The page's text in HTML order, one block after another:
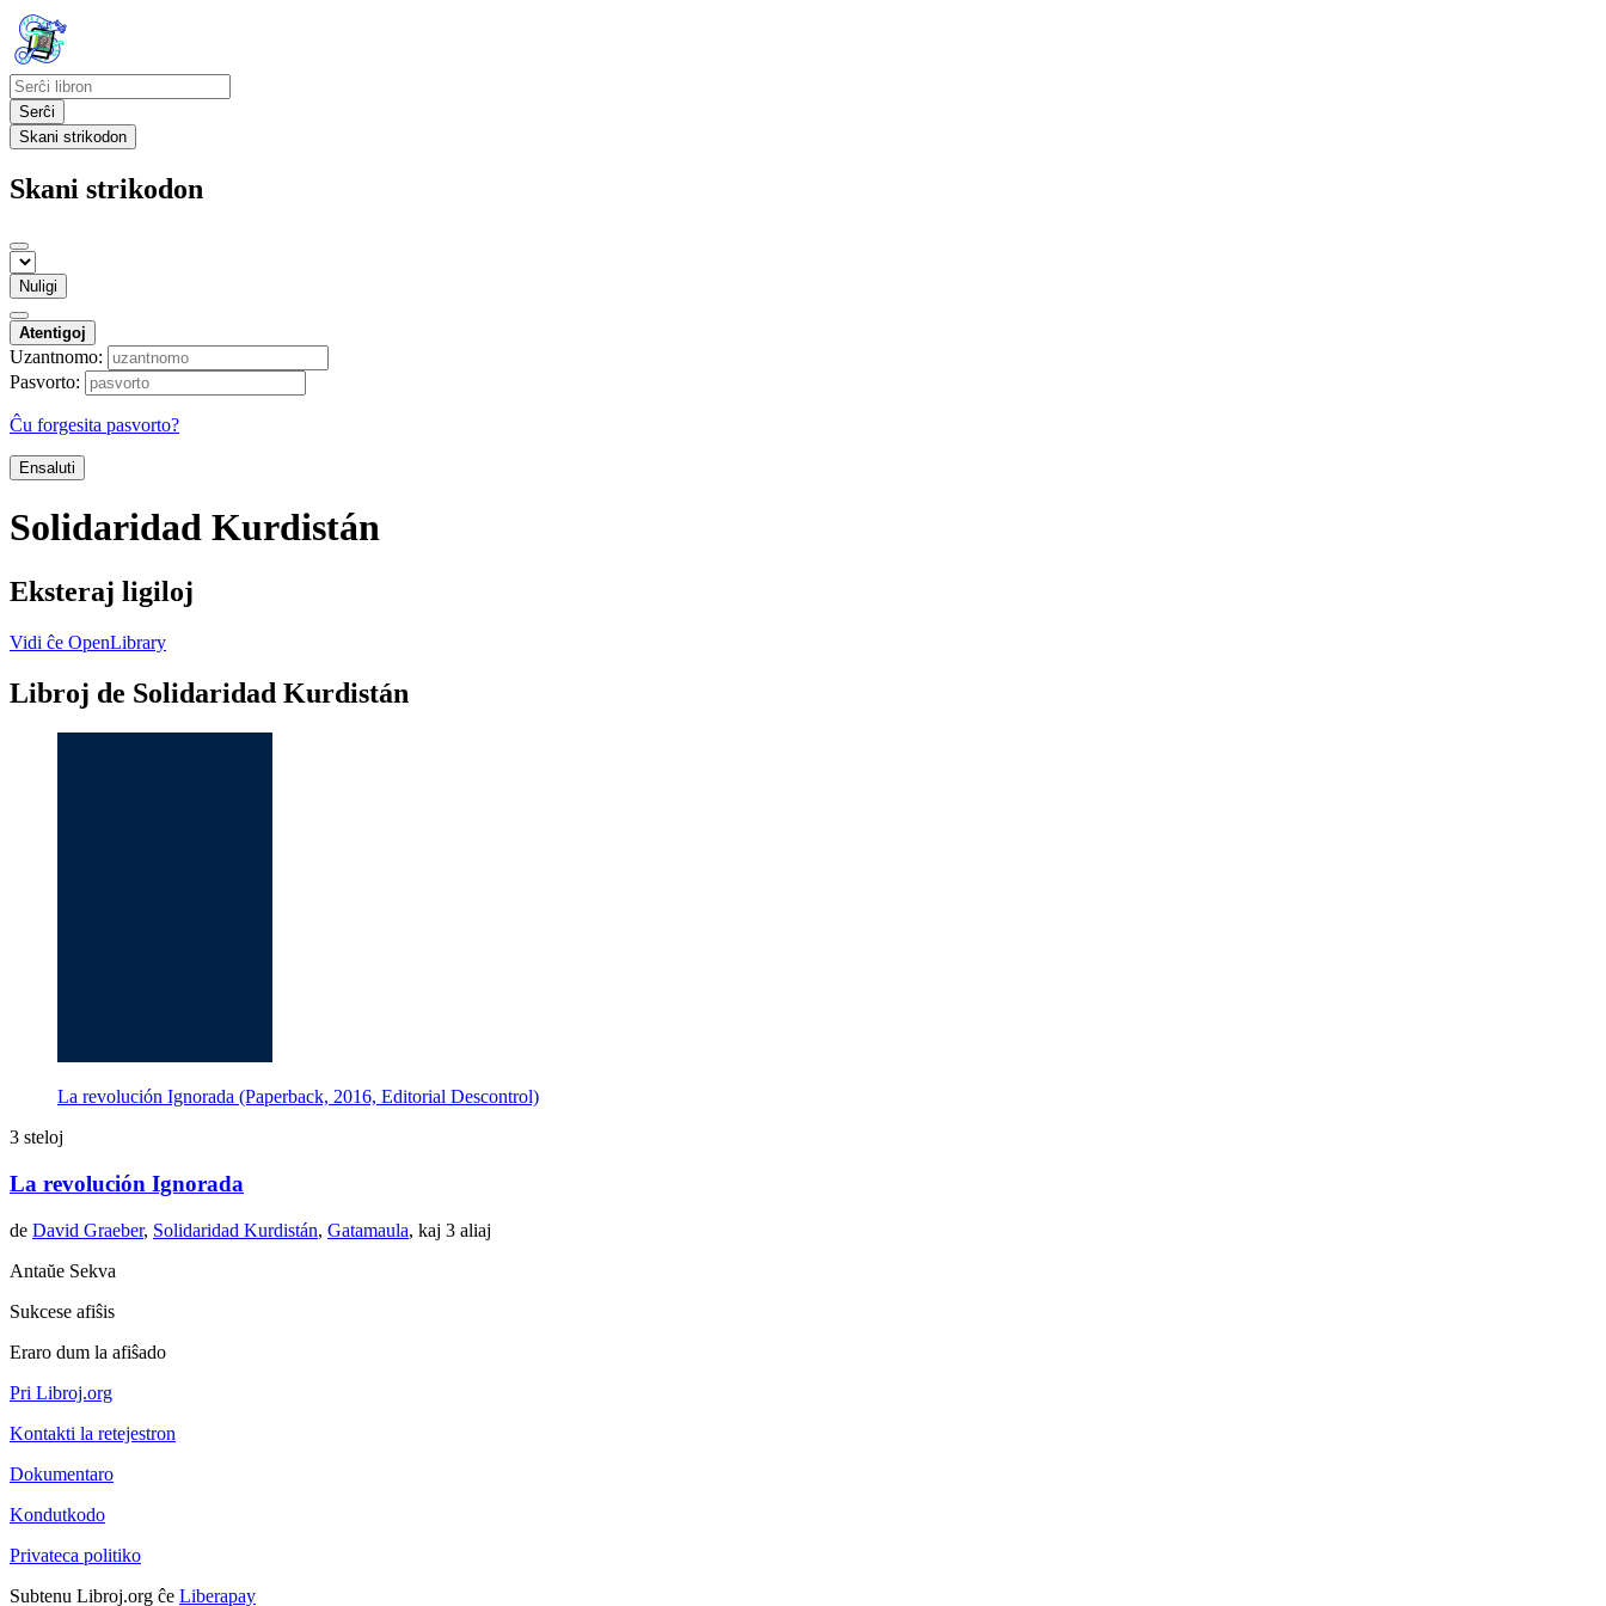
Serĉi
Skani strikodon
Skani strikodon
Nuligi
Atentigoj
Uzantnomo:
Pasvorto:
Ĉu forgesita pasvorto?
Ensaluti
Solidaridad Kurdistán
Eksteraj ligiloj
Vidi ĉe OpenLibrary
Libroj de Solidaridad Kurdistán
La revolución Ignorada (Paperback, 2016, Editorial Descontrol)
3 steloj
La revolución Ignorada
de David Graeber, Solidaridad Kurdistán, Gatamaula, kaj 3 aliaj
Antaŭe Sekva
Sukcese afiŝis
Eraro dum la afiŝado
Pri Libroj.org
Kontakti la retejestron
Dokumentaro
Kondutkodo
Privateca politiko
Subtenu Libroj.org ĉe Liberapay